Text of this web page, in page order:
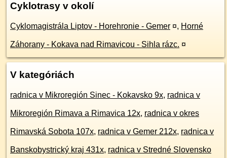
Cyklotrasy v okolí
Cyklomagistrála Liptov - Horehronie - Gemer ¤, Horné
Záhorany - Kokava nad Rimavicou - Sihla rázc. ¤
V kategóriách
radnica v Mikroregión Sinec - Kokavsko 9x, radnica v
Mikroregión Rimava a Rimavica 12x, radnica v okres
Rimavská Sobota 107x, radnica v Gemer 212x, radnica v
Banskobystrický kraj 431x, radnica v Stredné Slovensko